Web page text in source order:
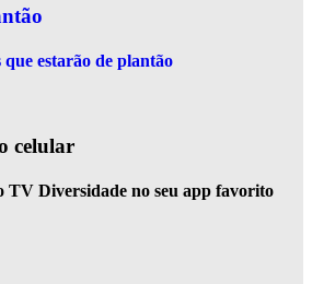
estarão de plantão
celular
TV Diversidade no seu app favorito